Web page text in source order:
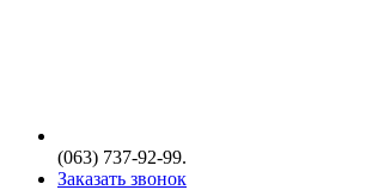
(063) 737-92-99.
Заказать звонок